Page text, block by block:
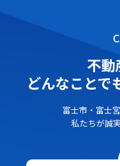
不動
どんなことで
富士市・富士
私たちが誠